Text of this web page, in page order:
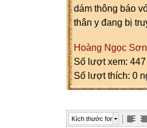
dám thông báo
thân y đang bị
Hoàng Ngọc Sơn
Số lượt xem: 447
Số lượt thích: 0
Kích thước font